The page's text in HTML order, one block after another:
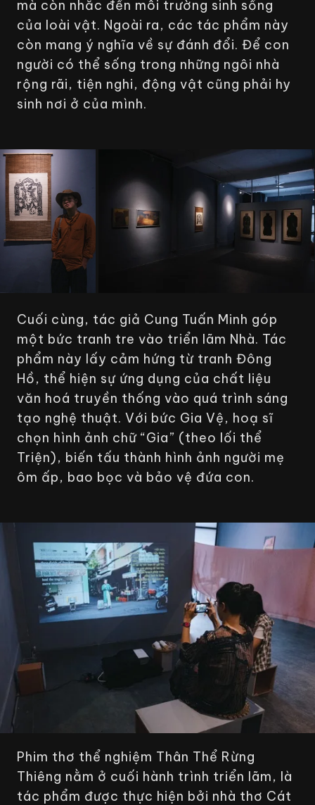
mà còn nhắc đến môi trường sinh sống
của loài vật. Ngoài ra, các tác phẩm này
còn mang ý nghĩa về sự đánh đổi. Để con
người có thể sống trong những ngôi nhà
rộng rãi, tiện nghi, động vật cũng phải hy
sinh nơi ở của mình.
Cuối cùng, tác giả Cung Tuấn Minh góp
một bức tranh tre vào triển lãm Nhà. Tác
phẩm này lấy cảm hứng từ tranh Đông
Hồ, thể hiện sự ứng dụng của chất liệu
văn hoá truyền thống vào quá trình sáng
tạo nghệ thuật. Với bức Gia Vệ, hoạ sĩ
chọn hình ảnh chữ “Gia” (theo lối thể
Triện), biến tấu thành hình ảnh người mẹ
ôm ấp, bao bọc và bảo vệ đứa con.
Phim thơ thể nghiệm Thân Thể Rừng
Thiêng nằm ở cuối hành trình triển lãm, là
tác phẩm được thực hiện bởi nhà thơ Cát